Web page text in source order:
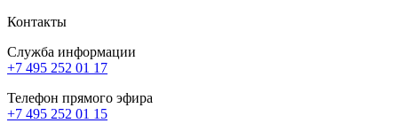
Контакты
Служба информации
+7 495 252 01 17
Телефон прямого эфира
+7 495 252 01 15